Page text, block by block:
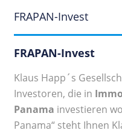
FRAPAN-Invest
FRAPAN-Invest
Klaus Happ´s
Investoren, die in
Panama investieren
Panama“ steht Ihnen